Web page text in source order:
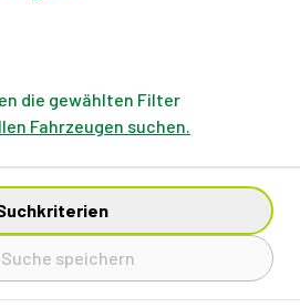
die gewählten Filter
Fahrzeugen suchen.
Suche speichern